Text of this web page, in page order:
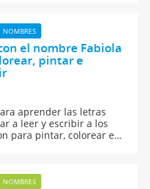
NOMBRES
el nombre Fabiola
pintar e
aprender las letras
a leer y escribir a los
para pintar, colorear e
NOMBRES